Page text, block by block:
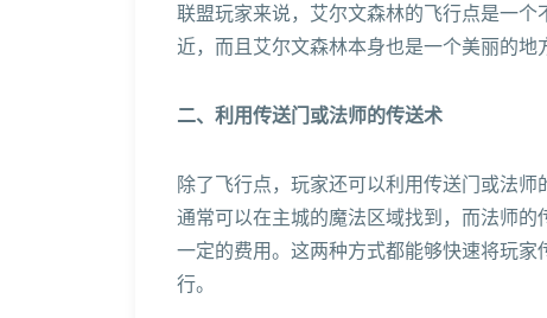
联盟玩家来说，艾尔文森林的飞行点是一
近，而且艾尔文森林本身也是一个美丽的地
二、利用传送门或法师的传送术
除了飞行点，玩家还可以利用传送门或法
通常可以在主城的魔法区域找到，而法师
一定的费用。这两种方式都能够快速将玩
行。